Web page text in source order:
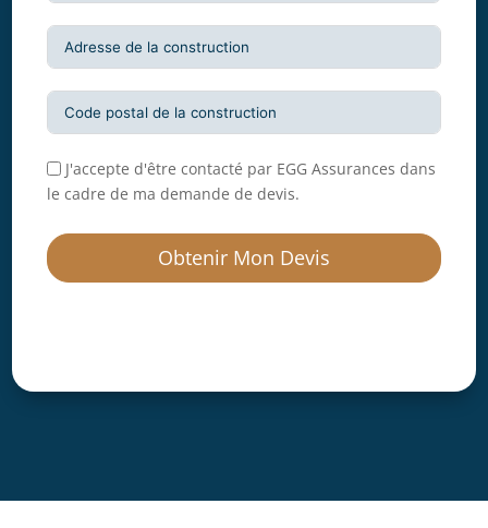
J'accepte d'être contacté par EGG Assurances dans
le cadre de ma demande de devis.
Obtenir Mon Devis